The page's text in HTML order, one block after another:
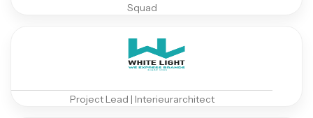
Squad
Project Lead | Interieurarchitect